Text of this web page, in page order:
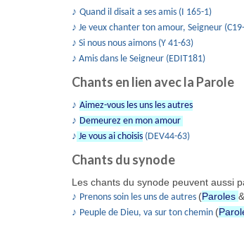
♪ Quand il disait a ses amis (I 165-1)
♪ Je veux chanter ton amour, Seigneur
♪ Si nous nous aimons (Y 41-63)
♪ Amis dans le Seigneur (EDIT181)
Chants en lien avec la Parole
♪ Aimez-vous les uns les autres
♪ Demeurez en mon amour
♪ Je vous ai choisis (DEV44-63)
Chants du synode
Les chants du synode peuvent aussi
♪ Prenons soin les uns de autres (Paroles &
♪ Peuple de Dieu, va sur ton chemin (